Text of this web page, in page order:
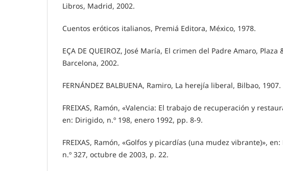
Libros, Madrid, 2002.
Cuentos eróticos italianos, Premiá Editora, México, 1978.
EÇA DE QUEIROZ, José María, El crimen del Padre Amaro, Plaza
Barcelona, 2002.
FERNÁNDEZ BALBUENA, Ramiro, La herejía liberal, Bilbao, 1907.
FREIXAS, Ramón, «Valencia: El trabajo de recuperación y
en: Dirigido, n.º 198, enero 1992, pp. 8-9.
FREIXAS, Ramón, «Golfos y picardías (una mudez vibrante)»,
n.º 327, octubre de 2003, p. 22.